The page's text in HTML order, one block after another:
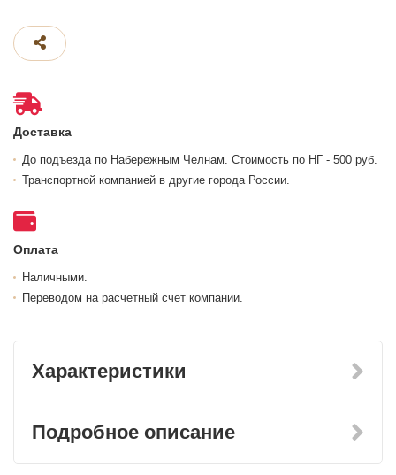
Доставка
До подъезда по Набережным Челнам. Стоимость по НГ - 500 руб.
Транспортной компанией в другие города России.
Оплата
Наличными.
Переводом на расчетный счет компании.
Характеристики
Подробное описание